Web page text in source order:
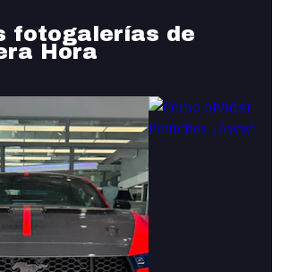
fotogalerías de
Hora